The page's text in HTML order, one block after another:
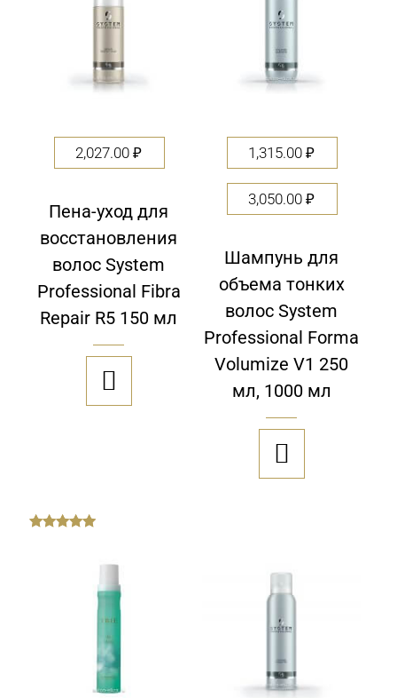
2,027.00 ₽
Пена-уход для
восстановления
волос System
Professional Fibra
Repair R5 150 мл

1,315.00 ₽
3,050.00 ₽
Шампунь для
объема тонких
волос System
Professional Forma
Volumize V1 250
мл, 1000 мл
